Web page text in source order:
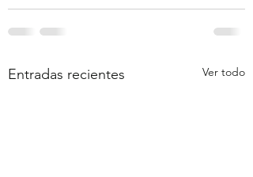
Entradas recientes Ver todo